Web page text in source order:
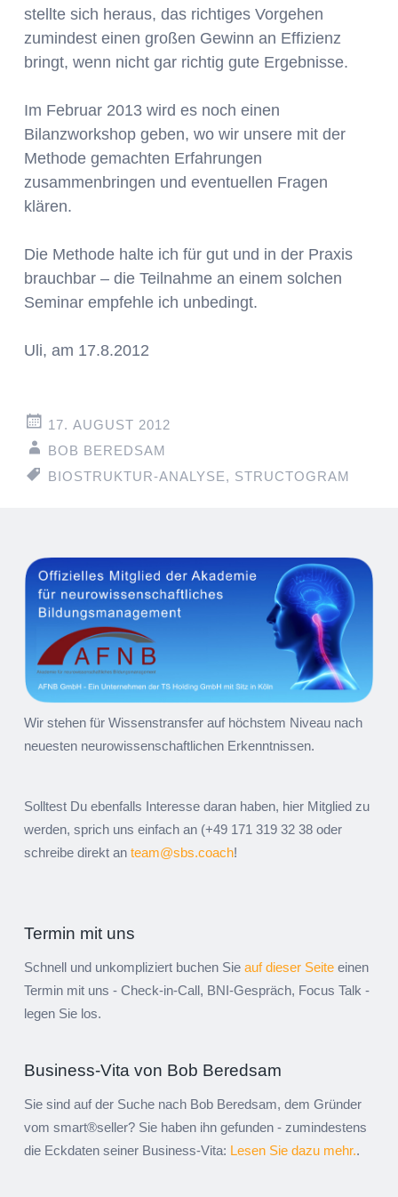
stellte sich heraus, das richtiges Vorgehen
zumindest einen großen Gewinn an Effizienz
bringt, wenn nicht gar richtig gute Ergebnisse.
Im Februar 2013 wird es noch einen
Bilanzworkshop geben, wo wir unsere mit der
Methode gemachten Erfahrungen
zusammenbringen und eventuellen Fragen
klären.
Die Methode halte ich für gut und in der Praxis
brauchbar – die Teilnahme an einem solchen
Seminar empfehle ich unbedingt.
Uli, am 17.8.2012
17. AUGUST 2012
BOB BEREDSAM
BIOSTRUKTUR-ANALYSE, STRUCTOGRAM
Beitrags-
Navigation
Wir stehen für Wissenstransfer auf höchstem Niveau nach
neuesten neurowissenschaftlichen Erkenntnissen.
Solltest Du ebenfalls Interesse daran haben, hier Mitglied zu
werden, sprich uns einfach an (+49 171 319 32 38 oder
schreibe direkt an team@sbs.coach!
Termin mit uns
Schnell und unkompliziert buchen Sie auf dieser Seite einen
Termin mit uns - Check-in-Call, BNI-Gespräch, Focus Talk -
legen Sie los.
Business-Vita von Bob Beredsam
Sie sind auf der Suche nach Bob Beredsam, dem Gründer
vom smart®seller? Sie haben ihn gefunden - zumindestens
die Eckdaten seiner Business-Vita: Lesen Sie dazu mehr..